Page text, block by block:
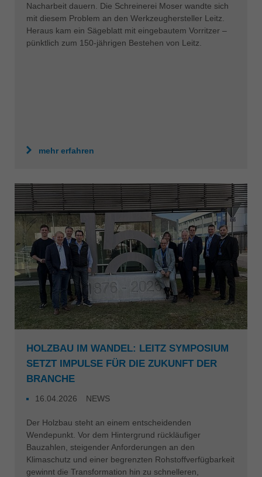
中国
中文
ประเทศไทย
Nacharbeit dauern. Die Schreinerei Moser wandte sich
mit diesem Problem an den Werkzeughersteller Leitz.
Heraus kam ein Sägeblatt mit eingebautem Vorritzer –
pünktlich zum 150-jährigen Bestehen von Leitz.
mehr erfahren
HOLZBAU IM WANDEL: LEITZ SYMPOSIUM
SETZT IMPULSE FÜR DIE ZUKUNFT DER
BRANCHE
16.04.2026 NEWS
Der Holzbau steht an einem entscheidenden
Wendepunkt. Vor dem Hintergrund rückläufiger
Bauzahlen, steigender Anforderungen an den
Klimaschutz und einer begrenzten Rohstoffverfügbarkeit
gewinnt die Transformation hin zu schnelleren,